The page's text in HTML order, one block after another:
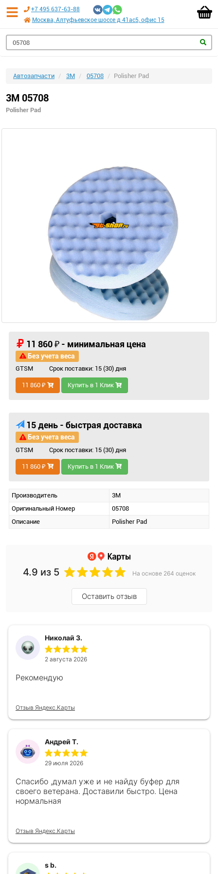
+7 495 637-63-88
Москва, Алтуфьевское шоссе д 41ас5, офис 15
Автозапчасти 3M 05708 Polisher Pad
3M 05708
Polisher Pad
11 860 ₽ - минимальная цена
Без учета веса
GTSM Срок поставки: 15 (30) дня
11 860 ₽ Купить в 1 Клик
15 день - быстрая доставка
Без учета веса
GTSM Срок поставки: 15 (30) дня
11 860 ₽ Купить в 1 Клик
Производитель
3M
Оригинальный Номер
05708
Описание
Polisher Pad
4.9 из 5 На основе 264 оценок
Оставить отзыв
Николай З.
2 августа 2026
Рекомендую
Отзыв Яндекс.Карты
Андрей Т.
29 июля 2026
Спасибо ,думал уже и не найду буфер для
своего ветерана. Доставили быстро. Цена
нормальная
Отзыв Яндекс.Карты
s b.